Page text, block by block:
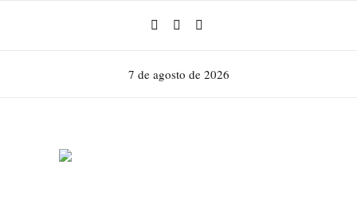
7 de agosto de 2026